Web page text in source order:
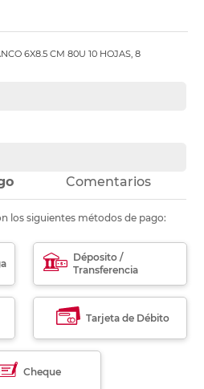
6X8.5 CM 80U 10 HOJAS, 8
Comentarios
los siguientes métodos de pago:
Déposito /
Transferencia
Tarjeta de Débito
Cheque